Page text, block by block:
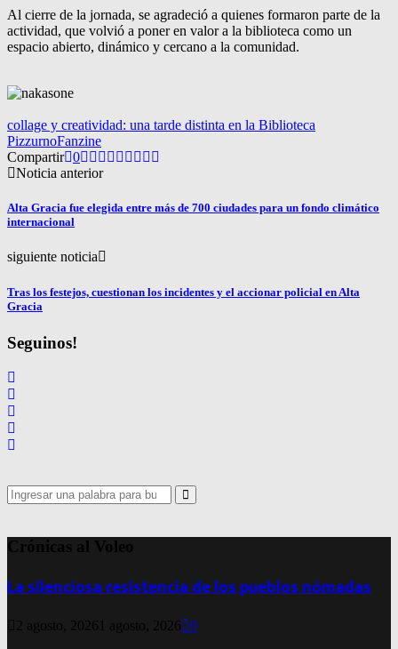
Al cierre de la jornada, se agradeció a quienes formaron parte de la
actividad, que volvió a poner en valor a la biblioteca como un
espacio abierto, dinámico y cercano a la comunidad.
collage y creatividad: una tarde distinta en la Biblioteca
PizzurnoFanzine
Compartir 0
Noticia anterior
Alta Gracia fue elegida entre más de 700 ciudades para un fondo climático
internacional
siguiente noticia
Tras los festejos, cuestionan los incidentes y el accionar policial en Alta
Gracia
Seguinos!
Search
for:
Search
Crónicas al Voleo
La silenciosa resistencia de los pueblos nómadas
2 agosto, 2026 1 agosto, 2026 0